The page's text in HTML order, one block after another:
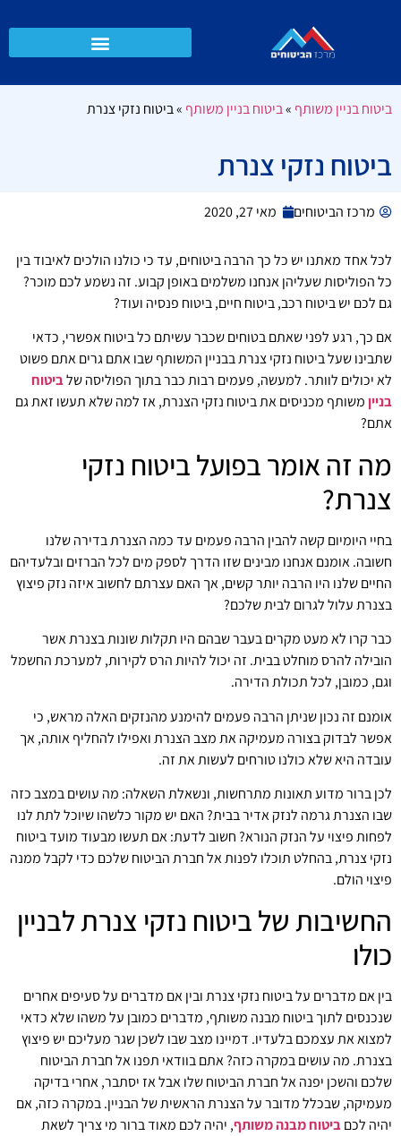
ביטוח בניין משותף »ביטוח בניין משותף »ביטוח נזקי צנרת
ביטוח נזקי צנרת
מרכז הביטוחים מאי 27, 2020
לכל אחד מאתנו יש כל כך הרבה ביטוחים, עד כי כולנו הולכים לאיבוד בין
כל הפוליסות שעליהן אנחנו משלמים באופן קבוע. זה נשמע לכם מוכר?
גם לכם יש ביטוח רכב, ביטוח חיים, ביטוח פנסיה ועוד?
אם כך, רגע לפני שאתם בטוחים שכבר עשיתם כל ביטוח אפשרי, כדאי
שתבינו שעל ביטוח נזקי צנרת בבניין המשותף שבו אתם גרים אתם פשוט
לא יכולים לוותר. למעשה, פעמים רבות כבר בתוך הפוליסה שלביטוח
בנייןמשותף מכניסים את ביטוח נזקי הצנרת, אז למה שלא תעשו זאת גם
אתם?
מה זה אומר בפועל ביטוח נזקי
צנרת?
בחיי היומיום קשה להבין הרבה פעמים עד כמה הצנרת בדירה שלנו
חשובה. אומנם אנחנו מבינים שזו הדרך לספק מים לכל הברזים ובלעדיהם
החיים שלנו היו הרבה יותר קשים, אך האם עצרתם לחשוב איזה נזק פיצוץ
בצנרת עלול לגרום לבית שלכם?
כבר קרו לא מעט מקרים בעבר שבהם היו תקלות שונות בצנרת אשר
הובילה להרס מוחלט בבית. זה יכול להיות הרס לקירות, למערכת החשמל
וגם, כמובן, לכל תכולת הדירה.
אומנם זה נכון שניתן הרבה פעמים להימנע מהנזקים האלה מראש, כי
אפשר לבדוק בצורה מעמיקה את מצב הצנרת ואפילו להחליף אותה, אך
עובדה היא שלא כולנו טורחים לעשות את זה.
לכן ברור מדוע תאונות מתרחשות, ונשאלת השאלה: מה עושים במצב כזה
שבו הצנרת גרמה לנזק אדיר בבית? האם יש מקור כלשהו שיוכל לתת לנו
לפחות פיצוי על הנזק הנורא? חשוב לדעת: אם תעשו מבעוד מועד ביטוח
נזקי צנרת, בהחלט תוכלו לפנות אל חברת הביטוח שלכם כדי לקבל ממנה
פיצוי הולם.
החשיבות של ביטוח נזקי צנרת לבניין
כולו
בין אם מדברים על ביטוח נזקי צנרת ובין אם מדברים על סעיפים אחרים
שנכנסים לתוך ביטוח מבנה משותף, מדברים כמובן על משהו שלא כדאי
למצוא את עצמכם בלעדיו. דמיינו מצב שבו לשכן שגר מעליכם יש פיצוץ
בצנרת. מה עושים במקרה כזה? אתם בוודאי תפנו אל חברת הביטוח
שלכם והשכן יפנה אל חברת הביטוח שלו אבל אז יסתבר, אחרי בדיקה
מעמיקה, שבכלל מדובר על הצנרת הראשית של הבניין. במקרה כזה, אם
יהיה לכםביטוח מבנה משותף, יהיה לכם מאוד ברור מי צריך לשאת